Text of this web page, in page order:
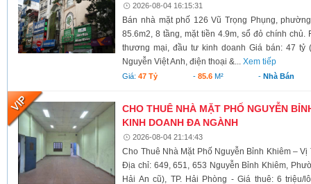
2026-08-04 16:15:31
Bán nhà mặt phố 126 Vũ Trọng Phụng,
85.6m2, 8 tầng, mặt tiền 4.9m, sổ đỏ chính
thương mại, đầu tư kinh doanh Giá bán: 47
Nguyễn Việt Anh, điện thoại &...Xem tiếp
Giá:47 Tỷ - 85.6M² - Nhà Bán
CHO THUÊ NHÀ MẶT PHỐ NGUYỄN
KINH DOANH ĐA NGÀNH
2026-08-04 21:14:43
Cho Thuê Nhà Mặt Phố Nguyễn Bỉnh Khiêm –
Địa chỉ: 649, 651, 653 Nguyễn Bỉnh Khiêm,
Hải An cũ), TP. Hải Phòng - Giá thuê: 6 triệu/